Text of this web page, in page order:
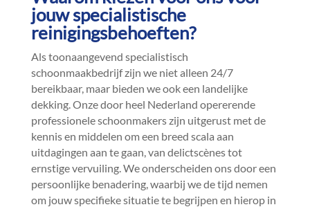
jouw specialistische
reinigingsbehoeften?
Als toonaangevend specialistisch
schoonmaakbedrijf zijn we niet alleen 24/7
bereikbaar, maar bieden we ook een landelijke
dekking.​ Onze door heel Nederland opererende
professionele schoonmakers zijn uitgerust met de
kennis en middelen om een breed scala aan
uitdagingen aan te gaan, van delictscènes tot
ernstige vervuiling.​ We onderscheiden ons door een
persoonlijke benadering, waarbij we de tijd nemen
om jouw specifieke situatie te begrijpen en hierop in